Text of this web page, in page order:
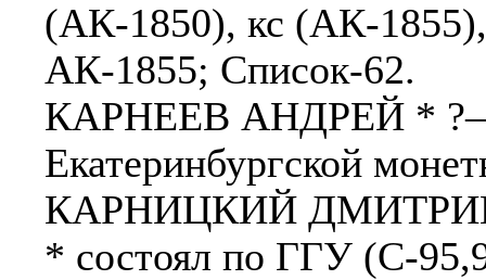
(АК-1850), кс (АК-
АК-1855; Список-62.
КАРНЕЕВ АНДРЕЙ * ?–?
Екатеринбургской
КАРНИЦКИЙ
* состоял по ГГУ (С-